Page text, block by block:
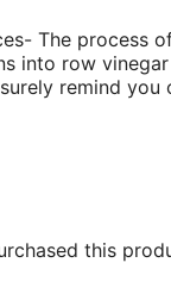
The process
into row
remind you
this